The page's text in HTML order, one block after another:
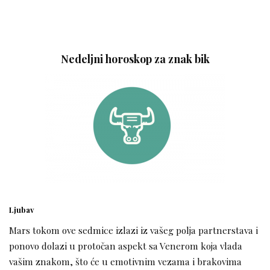
Nedeljni horoskop za znak bik
Ljubav
Mars tokom ove sedmice izlazi iz vašeg polja partnerstava i
ponovo dolazi u protočan aspekt sa Venerom koja vlada
vašim znakom, što će u emotivnim vezama i brakovima